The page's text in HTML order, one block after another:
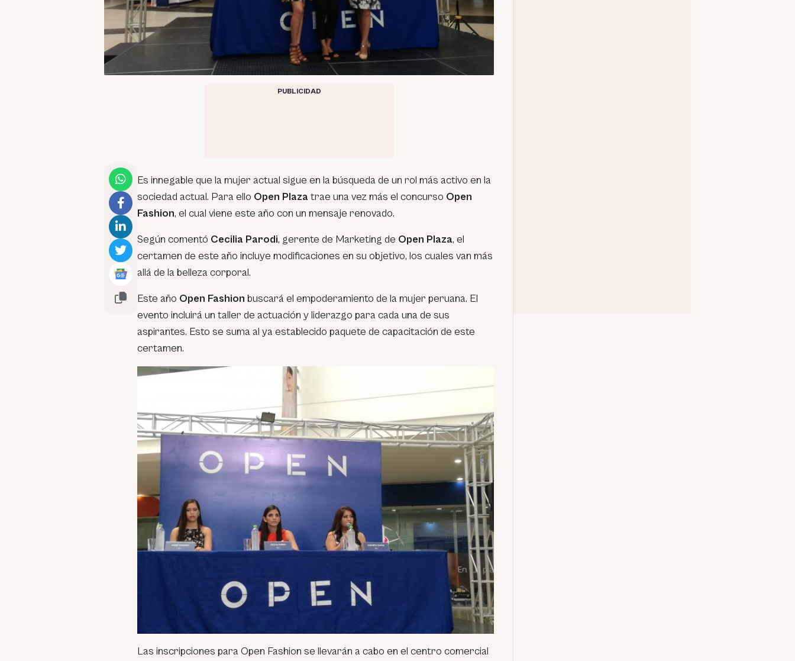
PUBLICIDAD
Es innegable que la mujer actual sigue en la búsqueda de un rol más activo en la
sociedad actual. Para ello Open Plaza trae una vez más el concurso Open
Fashion, el cual viene este año con un mensaje renovado.
Según comentó Cecilia Parodi, gerente de Marketing de Open Plaza, el
certamen de este año incluye modificaciones en su objetivo, los cuales van más
allá de la belleza corporal.
Este año Open Fashion buscará el empoderamiento de la mujer peruana. El
evento incluirá un taller de actuación y liderazgo para cada una de sus
aspirantes. Esto se suma al ya establecido paquete de capacitación de este
certamen.
Las inscripciones para Open Fashion se llevarán a cabo en el centro comercial